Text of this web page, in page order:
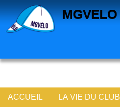
MGVELO
ACCUEIL LA VIE DU CLUB
Panneau de gestion des cookies